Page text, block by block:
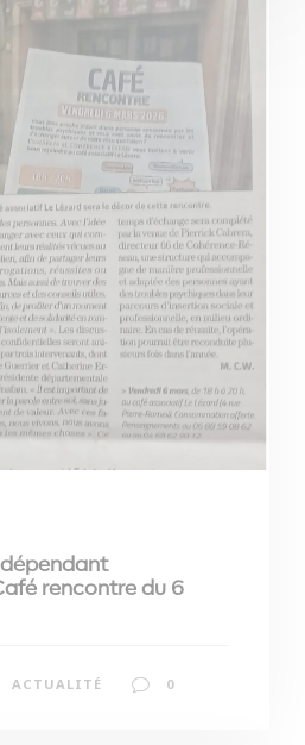
rencontre du 6
ACTUALITÉ 0